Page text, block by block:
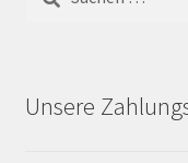
nach:
Unsere